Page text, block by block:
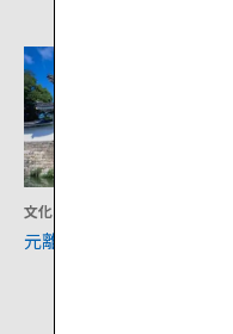
文化
元離宮二条城